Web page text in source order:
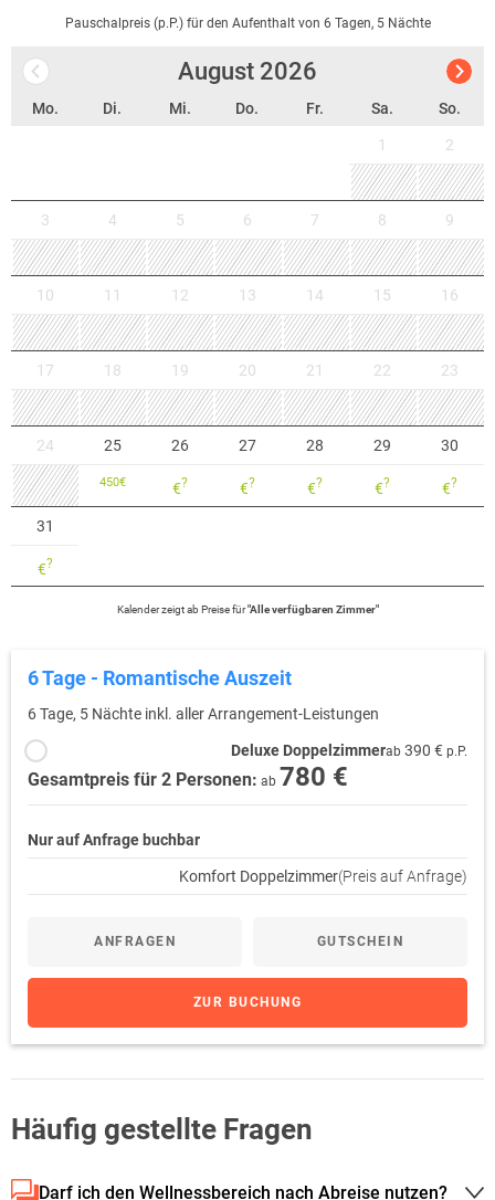
Pauschalpreis (p.P.) für den Aufenthalt von 6 Tagen, 5 Nächte
August 2026
Mo. Di. Mi. Do. Fr. Sa. So.
1 2
3 4 5 6 7 8 9
10 11 12 13 14 15 16
17 18 19 20 21 22 23
24 25
450€
26
€?
27
€?
28
€?
29
€?
30
€?
31
€?
Kalender zeigtab Preise für"Alle verfügbaren Zimmer"
6 Tage - Romantische Auszeit
6 Tage, 5 Nächte inkl. aller Arrangement-Leistungen
Deluxe Doppelzimmerab 390 € p.P.
Gesamtpreis für 2 Personen: ab 780 €
Nur auf Anfrage buchbar
Komfort Doppelzimmer(Preis auf Anfrage)
ANFRAGEN GUTSCHEIN
ZUR BUCHUNG
Häufig gestellte Fragen
Darf ich den Wellnessbereich nach Abreise nutzen?